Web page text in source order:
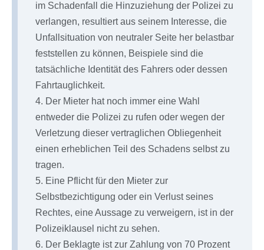
im Schadenfall die Hinzuziehung der Polizei zu
verlangen, resultiert aus seinem Interesse, die
Unfallsituation von neutraler Seite her belastbar
feststellen zu können, Beispiele sind die
tatsächliche Identität des Fahrers oder dessen
Fahrtauglichkeit.
4. Der Mieter hat noch immer eine Wahl
entweder die Polizei zu rufen oder wegen der
Verletzung dieser vertraglichen Obliegenheit
einen erheblichen Teil des Schadens selbst zu
tragen.
5. Eine Pflicht für den Mieter zur
Selbstbezichtigung oder ein Verlust seines
Rechtes, eine Aussage zu verweigern, ist in der
Polizeiklausel nicht zu sehen.
6. Der Beklagte ist zur Zahlung von 70 Prozent